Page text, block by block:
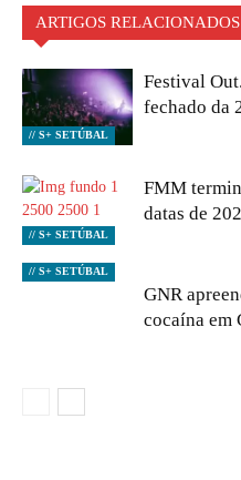
ARTIGOS RELACIONADOS
// S+ SETÚBAL
Festival
fechado da
// S+ SETÚBAL
FMM
datas de
// S+ SETÚBAL
GNR
cocaína em